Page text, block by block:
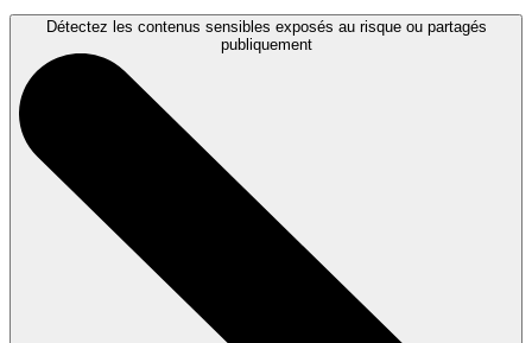
Détectez les contenus sensibles exposés au risque ou partagés
publiquement